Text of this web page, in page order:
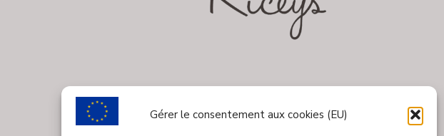
Gérer le consentement aux cookies (EU)